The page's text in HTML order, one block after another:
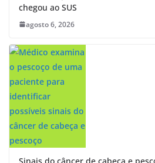
chegou ao SUS
agosto 6, 2026
Sinais do câncer de cabeça e